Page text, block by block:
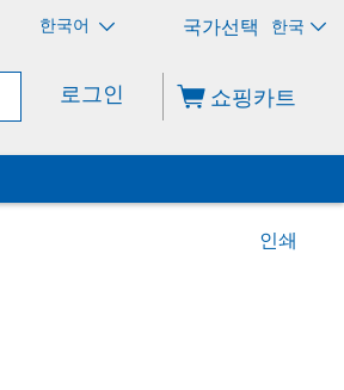
한국어 한국
로그인 쇼핑카트
인쇄